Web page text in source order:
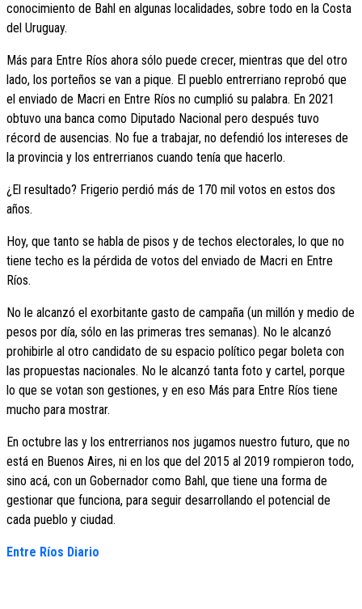
conocimiento de Bahl en algunas localidades, sobre todo en la Costa
del Uruguay.
Más para Entre Ríos ahora sólo puede crecer, mientras que del otro
lado, los porteños se van a pique. El pueblo entrerriano reprobó que
el enviado de Macri en Entre Ríos no cumplió su palabra. En 2021
obtuvo una banca como Diputado Nacional pero después tuvo
récord de ausencias. No fue a trabajar, no defendió los intereses de
la provincia y los entrerrianos cuando tenía que hacerlo.
¿El resultado? Frigerio perdió más de 170 mil votos en estos dos
años.
Hoy, que tanto se habla de pisos y de techos electorales, lo que no
tiene techo es la pérdida de votos del enviado de Macri en Entre
Ríos.
No le alcanzó el exorbitante gasto de campaña (un millón y medio de
pesos por día, sólo en las primeras tres semanas). No le alcanzó
prohibirle al otro candidato de su espacio político pegar boleta con
las propuestas nacionales. No le alcanzó tanta foto y cartel, porque
lo que se votan son gestiones, y en eso Más para Entre Ríos tiene
mucho para mostrar.
En octubre las y los entrerrianos nos jugamos nuestro futuro, que no
está en Buenos Aires, ni en los que del 2015 al 2019 rompieron todo,
sino acá, con un Gobernador como Bahl, que tiene una forma de
gestionar que funciona, para seguir desarrollando el potencial de
cada pueblo y ciudad.
Entre Ríos Diario